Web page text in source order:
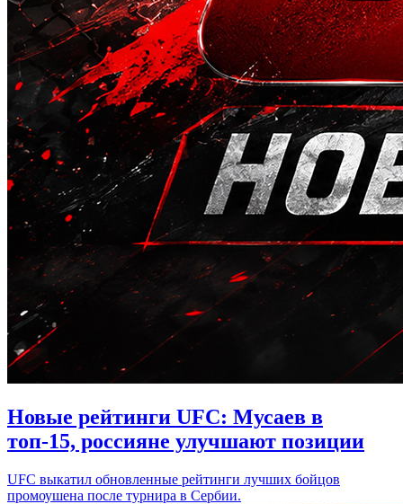
Новые рейтинги UFC: Мусаев в
топ-15, россияне улучшают позиции
UFC выкатил обновленные рейтинги лучших бойцов
промоушена после турнира в Сербии.